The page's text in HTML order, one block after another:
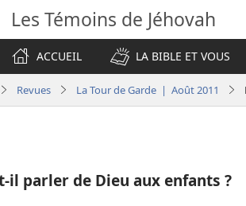
Les Témoins de Jéhovah
ACCUEIL
LA BIBLE ET VOUS
Revues La Tour de Garde | Août 2011
​il parler de Dieu aux enfants ?